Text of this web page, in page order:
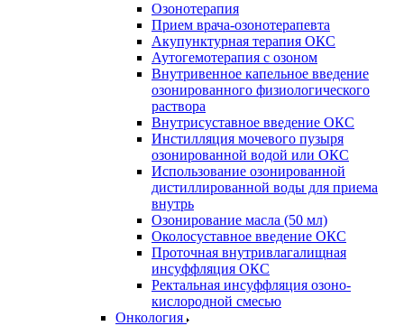
Озонотерапия
Прием врача-озонотерапевта
Акупунктурная терапия ОКС
Аутогемотерапия с озоном
Внутривенное капельное введение
озонированного физиологического
раствора
Внутрисуставное введение ОКС
Инстилляция мочевого пузыря
озонированной водой или ОКС
Использование озонированной
дистиллированной воды для приема
внутрь
Озонирование масла (50 мл)
Околосуставное введение ОКС
Проточная внутривлагалищная
инсуффляция ОКС
Ректальная инсуффляция озоно-
кислородной смесью
Онкология